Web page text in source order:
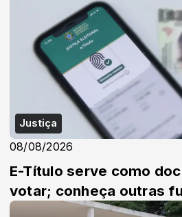
Justiça
08/08/2026
E-Título serve como
votar; conheça outras